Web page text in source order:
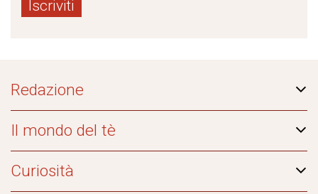
Redazione
Il mondo del tè
Curiosità